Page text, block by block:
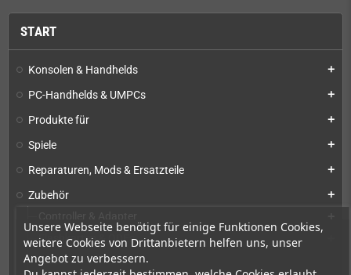
Unsere Webseite benötigt für einige Funktionen Cookies,
weitere Cookies von Drittanbietern helfen uns, unser
Angebot zu verbessern.
START
Konsolen & Handhelds add
PC-Handhelds & UMPCs add
Produkte für add
Spiele add
Reparaturen, Mods & Ersatzteile add
Zubehör add
Flashkarten & ODEs
Kabel